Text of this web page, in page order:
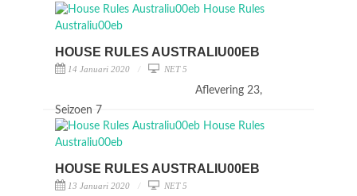
HOUSE RULES AUSTRALIU00EB
14 Januari 2020 NET 5
Aflevering 23,
Seizoen 7
HOUSE RULES AUSTRALIU00EB
13 Januari 2020 NET 5